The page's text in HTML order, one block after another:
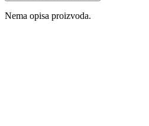
Nema opisa proizvoda.